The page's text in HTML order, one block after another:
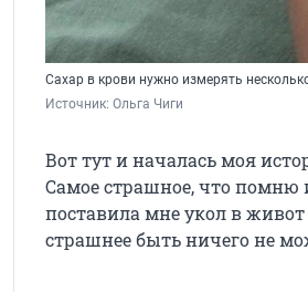
Сахар в крови нужно измерять
Источник: Ольга Чиги
Вот тут и началась моя
Самое страшное, что помню
поставила мне укол в живот
страшнее быть ничего не